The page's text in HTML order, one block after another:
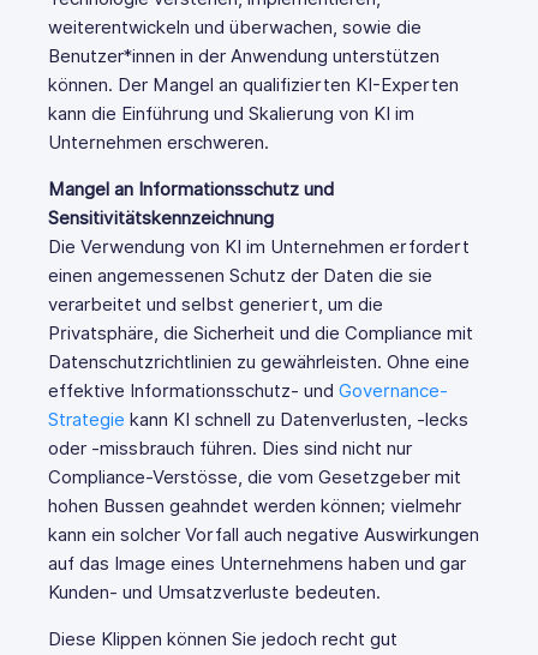
weiterentwickeln und überwachen, sowie die
Benutzer*innen in der Anwendung unterstützen
können. Der Mangel an qualifizierten KI-Experten
kann die Einführung und Skalierung von KI im
Unternehmen erschweren.
Mangel an Informationsschutz und
Sensitivitätskennzeichnung
Die Verwendung von KI im Unternehmen erfordert
einen angemessenen Schutz der Daten die sie
verarbeitet und selbst generiert, um die
Privatsphäre, die Sicherheit und die Compliance mit
Datenschutzrichtlinien zu gewährleisten. Ohne eine
effektive Informationsschutz- und Governance-
Strategie kann KI schnell zu Datenverlusten, -lecks
oder -missbrauch führen. Dies sind nicht nur
Compliance-Verstösse, die vom Gesetzgeber mit
hohen Bussen geahndet werden können; vielmehr
kann ein solcher Vorfall auch negative Auswirkungen
auf das Image eines Unternehmens haben und gar
Kunden- und Umsatzverluste bedeuten.
Diese Klippen können Sie jedoch recht gut